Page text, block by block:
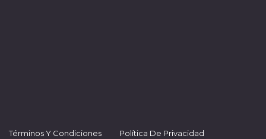
Términos Y Condiciones Política De Privacidad